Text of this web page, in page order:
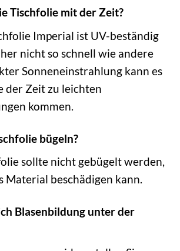
Tischfolie mit der Zeit?
Imperial ist UV-beständig
nicht so schnell wie andere
Sonneneinstrahlung kann es
der Zeit zu leichten
kommen.
bügeln?
sollte nicht gebügelt werden,
Material beschädigen kann.
Blasenbildung unter der